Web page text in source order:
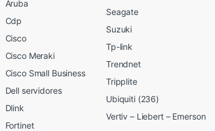
Aruba
Cdp
Cisco
Cisco Meraki
Cisco Small Business
Dell servidores
Dlink
Fortinet
Seagate
Suzuki
Tp-link
Trendnet
Tripplite
Ubiquiti (236)
Vertiv – Liebert – Emerson